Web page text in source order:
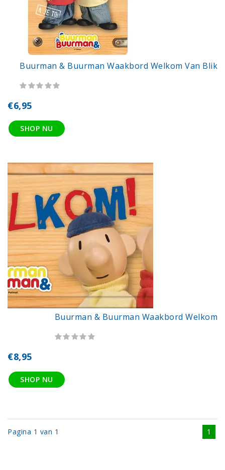
Buurman & Buurman Waakbord Welkom Van Blik
€6,95
SHOP NU
Buurman & Buurman Waakbord Welkom
€8,95
SHOP NU
Pagina 1 van 1 1